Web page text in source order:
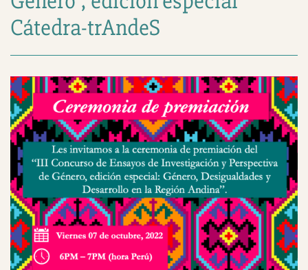
Cátedra-trAndeS